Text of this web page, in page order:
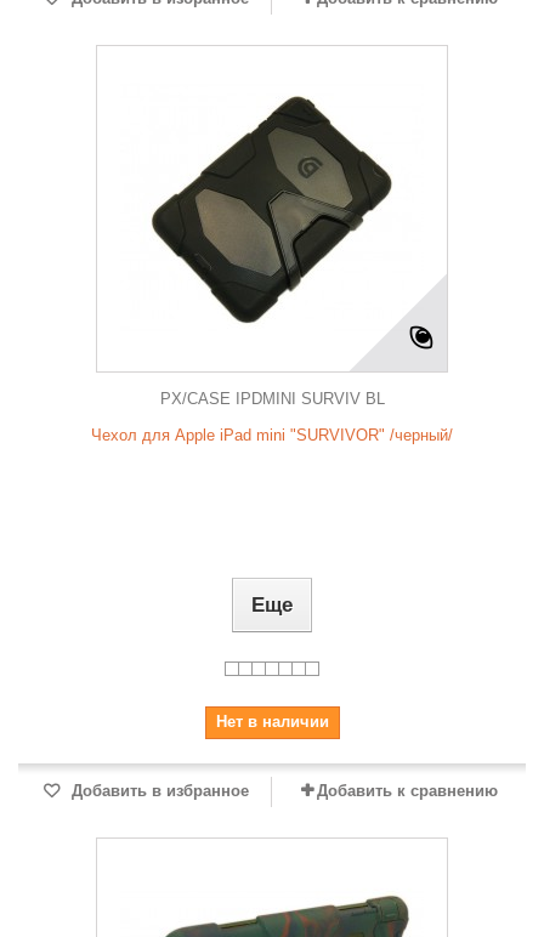
PX/CASE IPDMINI SURVIV BL
Чехол для Apple iPad mini "SURVIVOR" /черный/
Еще
Нет в наличии
Добавить в избранное Добавить к сравнению